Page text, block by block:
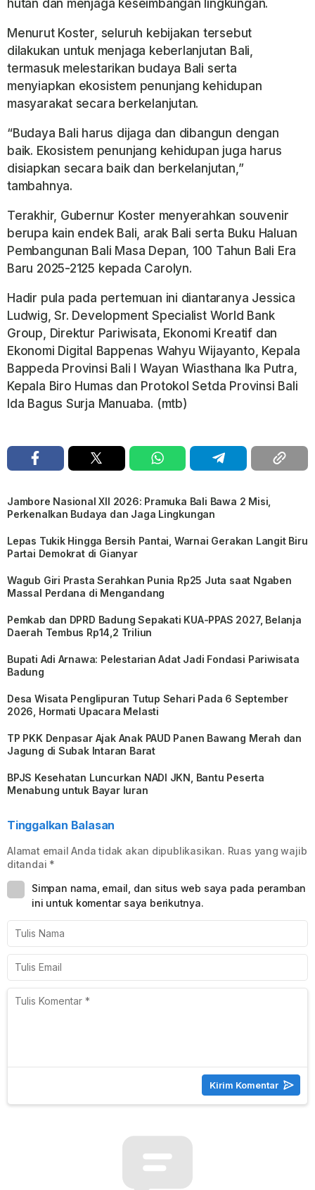
hutan dan menjaga keseimbangan lingkungan.
Menurut Koster, seluruh kebijakan tersebut
dilakukan untuk menjaga keberlanjutan Bali,
termasuk melestarikan budaya Bali serta
menyiapkan ekosistem penunjang kehidupan
masyarakat secara berkelanjutan.
“Budaya Bali harus dijaga dan dibangun dengan
baik. Ekosistem penunjang kehidupan juga harus
disiapkan secara baik dan berkelanjutan,”
tambahnya.
Terakhir, Gubernur Koster menyerahkan souvenir
berupa kain endek Bali, arak Bali serta Buku Haluan
Pembangunan Bali Masa Depan, 100 Tahun Bali Era
Baru 2025-2125 kepada Carolyn.
Hadir pula pada pertemuan ini diantaranya Jessica
Ludwig, Sr. Development Specialist World Bank
Group, Direktur Pariwisata, Ekonomi Kreatif dan
Ekonomi Digital Bappenas Wahyu Wijayanto, Kepala
Bappeda Provinsi Bali I Wayan Wiasthana Ika Putra,
Kepala Biro Humas dan Protokol Setda Provinsi Bali
Ida Bagus Surja Manuaba. (mtb)
Jambore Nasional XII 2026: Pramuka Bali Bawa 2 Misi,
Perkenalkan Budaya dan Jaga Lingkungan
Lepas Tukik Hingga Bersih Pantai, Warnai Gerakan Langit Biru
Partai Demokrat di Gianyar
Wagub Giri Prasta Serahkan Punia Rp25 Juta saat Ngaben
Massal Perdana di Mengandang
Pemkab dan DPRD Badung Sepakati KUA-PPAS 2027, Belanja
Daerah Tembus Rp14,2 Triliun
Bupati Adi Arnawa: Pelestarian Adat Jadi Fondasi Pariwisata
Badung
Desa Wisata Penglipuran Tutup Sehari Pada 6 September
2026, Hormati Upacara Melasti
TP PKK Denpasar Ajak Anak PAUD Panen Bawang Merah dan
Jagung di Subak Intaran Barat
BPJS Kesehatan Luncurkan NADI JKN, Bantu Peserta
Menabung untuk Bayar Iuran
Tinggalkan Balasan
Alamat email Anda tidak akan dipublikasikan. Ruas yang wajib
ditandai *
Simpan nama, email, dan situs web saya pada peramban
ini untuk komentar saya berikutnya.